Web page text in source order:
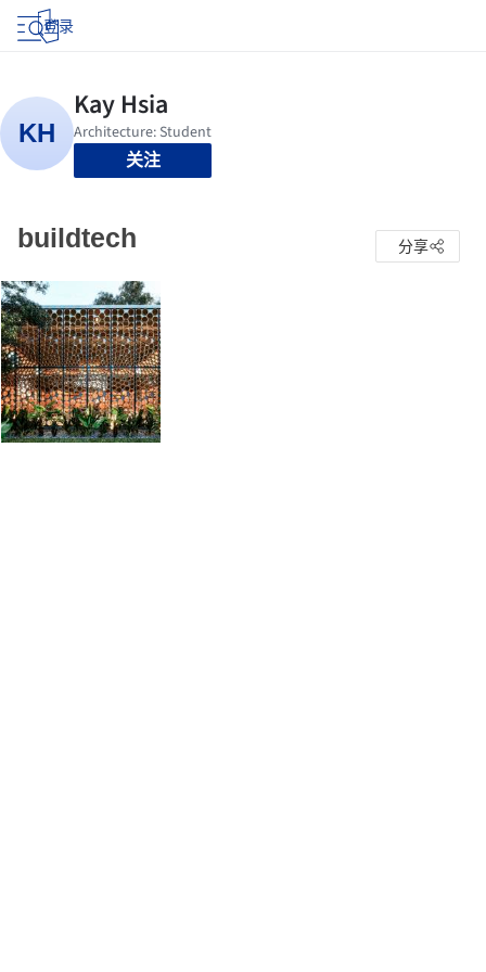
登录
关注
buildtech 分享